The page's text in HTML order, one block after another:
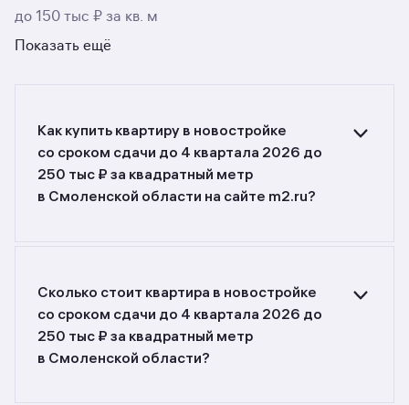
до 150 тыс ₽ за кв. м
Показать ещё
Как купить квартиру в новостройке
со сроком сдачи до 4 квартала 2026 до
250 тыс ₽ за квадратный метр
в Смоленской области на сайте m2.ru?
в Смоленской области? Воспользуйтесь
фильтрами или поиском в разделе.
Сколько стоит квартира в новостройке
со сроком сдачи до 4 квартала 2026 до
250 тыс ₽ за квадратный метр
в Смоленской области?